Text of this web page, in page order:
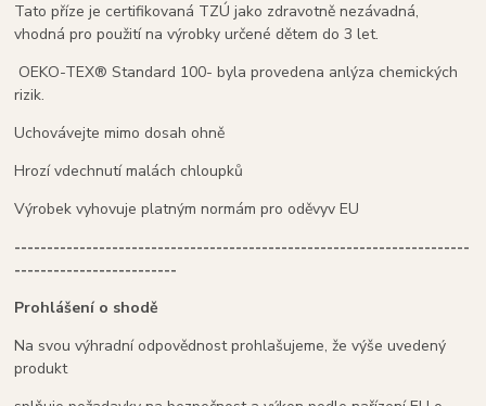
Tato příze je certifikovaná TZÚ jako zdravotně nezávadná,
vhodná pro použití na výrobky určené dětem do 3 let.
OEKO-TEX® Standard 100- byla provedena anlýza chemických
rizik.
Uchovávejte mimo dosah ohně
Hrozí vdechnutí malách chloupků
Výrobek vyhovuje platným normám pro oděvyv EU
----------------------------------------------------------------------
-------------------------
Prohlášení o shodě
Na svou výhradní odpovědnost prohlašujeme, že výše uvedený
produkt